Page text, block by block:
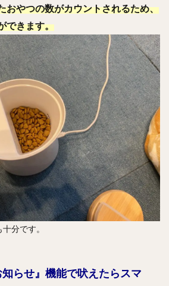
おやつの数がカウントされるため、
できます。
分です。
知らせ』機能で吠えたらスマ